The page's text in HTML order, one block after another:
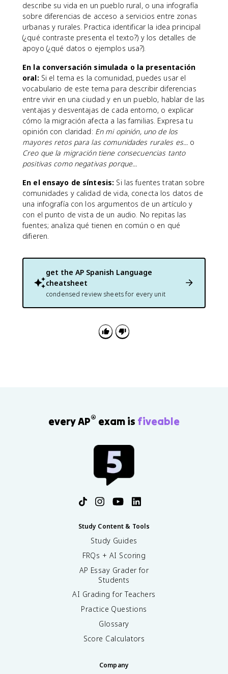
describe su vida en un pueblo rural, o una infografía
sobre diferencias de acceso a servicios entre zonas
urbanas y rurales. Practica identificar la idea principal
(¿qué contraste presenta el texto?) y los detalles de
apoyo (¿qué datos o ejemplos usa?).
En la conversación simulada o la presentación
oral: Si el tema es la comunidad, puedes usar el
vocabulario de este tema para describir diferencias
entre vivir en una ciudad y en un pueblo, hablar de las
ventajas y desventajas de cada entorno, o explicar
cómo la migración afecta a las familias. Expresa tu
opinión con claridad: En mi opinión, uno de los
mayores retos para las comunidades rurales es...
o
Creo que la migración tiene consecuencias tanto
positivas como negativas porque...
En el ensayo de síntesis: Si las fuentes tratan sobre
comunidades y calidad de vida, conecta los datos de
una infografía con los argumentos de un artículo y
con el punto de vista de un audio. No repitas las
fuentes; analiza qué tienen en común o en qué
difieren.
get the AP Spanish Language
cheatsheet
condensed review sheets for every unit
every AP® exam is fiveable
Study Content & Tools
Study Guides
FRQs + AI Scoring
AP Essay Grader for
Students
AI Grading for Teachers
Practice Questions
Glossary
Score Calculators
Company